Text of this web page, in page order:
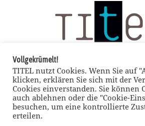
Vollgekrümelt!
TITEL nutzt Cookies. Wenn Sie auf
klicken, erklären Sie sich mit der
Cookies einverstanden. Sie können
auch ablehnen oder die "Cookie-
besuchen, um eine kontrollierte
erteilen.